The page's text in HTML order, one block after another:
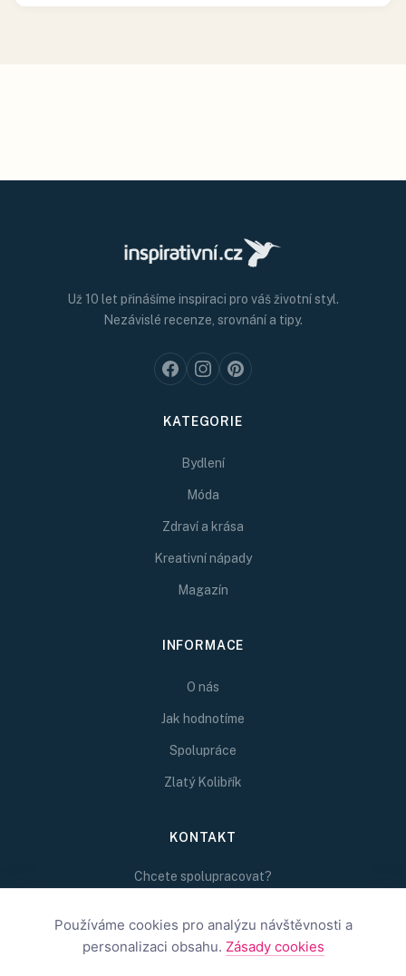
Už 10 let přinášíme inspiraci pro váš životní styl.
Nezávislé recenze, srovnání a tipy.
KATEGORIE
Bydlení
Móda
Zdraví a krása
Kreativní nápady
Magazín
INFORMACE
O nás
Jak hodnotíme
Spolupráce
Zlatý Kolibřík
KONTAKT
Chcete spolupracovat?
redakce@inspirativni.cz
Používáme cookies pro analýzu návštěvnosti a
personalizaci obsahu. Zásady cookies